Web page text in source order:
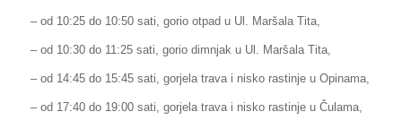
– od 10:25 do 10:50 sati, gorio otpad u Ul. Maršala Tita,
– od 10:30 do 11:25 sati, gorio dimnjak u Ul. Maršala Tita,
– od 14:45 do 15:45 sati, gorjela trava i nisko rastinje u Opinama,
– od 17:40 do 19:00 sati, gorjela trava i nisko rastinje u Čulama,